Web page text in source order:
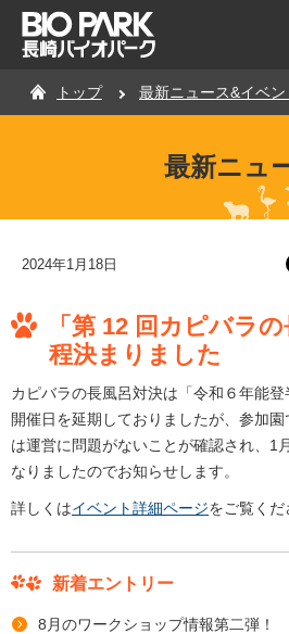
トップ 最新ニュース&イベン
最新ニュ
2024年1月18日
「第 12 回カピバラ
程決まりました
カピバラの長風呂対決は「令和６年能登
開催日を延期しておりましたが、参加園
は運営に問題がないことが確認され、1
なりましたのでお知らせします。
詳しくはイベント詳細ページをご覧くだ
新着エントリー
8月のワークショップ情報第二弾！